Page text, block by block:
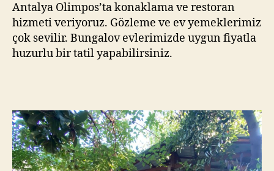
Antalya Olimpos’ta konaklama ve restoran
hizmeti veriyoruz. Gözleme ve ev yemeklerimiz
çok sevilir. Bungalov evlerimizde uygun fiyatla
huzurlu bir tatil yapabilirsiniz.